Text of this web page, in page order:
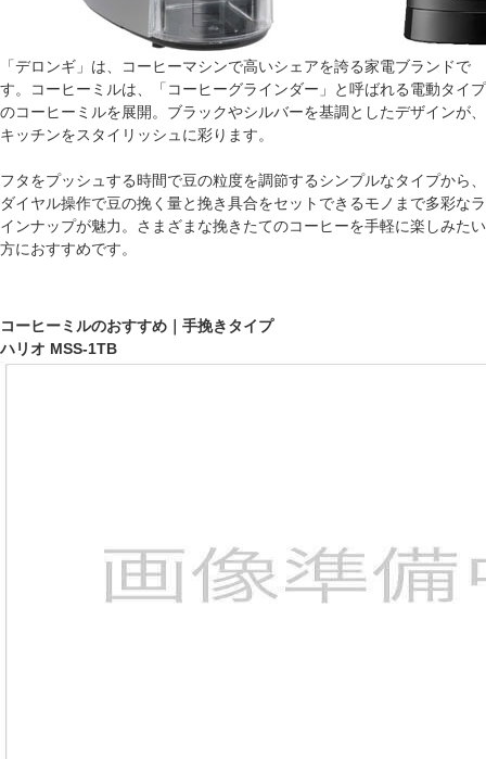
「デロンギ」は、コーヒーマシンで高いシェアを誇る家電ブランドで
す。コーヒーミルは、「コーヒーグラインダー」と呼ばれる電動タイプ
のコーヒーミルを展開。ブラックやシルバーを基調としたデザインが、
キッチンをスタイリッシュに彩ります。
フタをプッシュする時間で豆の粒度を調節するシンプルなタイプから、
ダイヤル操作で豆の挽く量と挽き具合をセットできるモノまで多彩なラ
インナップが魅力。さまざまな挽きたてのコーヒーを手軽に楽しみたい
方におすすめです。
コーヒーミルのおすすめ｜手挽きタイプ
ハリオ MSS-1TB